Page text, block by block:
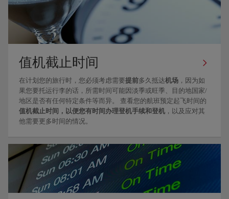
值机截止时间
在计划您的旅行时，您必须考虑需要提前多久抵达机场 ，因为如
果您要托运行李的话，所需时间可能因淡季或旺季、目的地国家/
地区是否有任何特定条件等而异。 查看您的航班预定起飞时间的
值机截止时间 ，以便您有时间办理登机手续和登机 ，以及应对其
他需要更多时间的情况。